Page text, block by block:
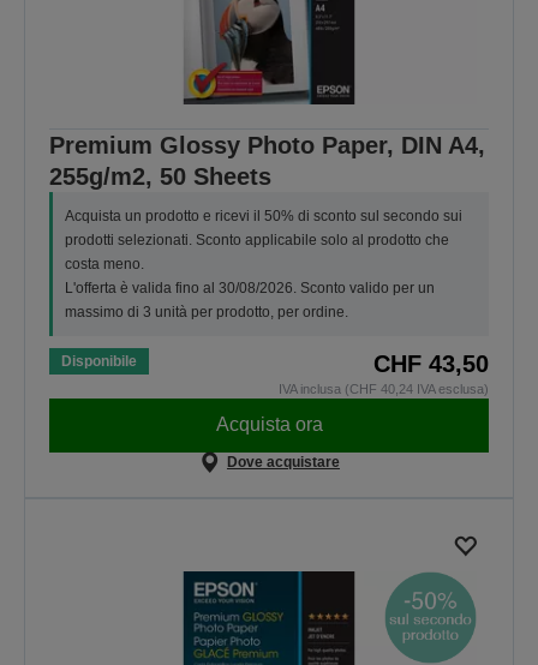
Premium Glossy Photo Paper, DIN A4,
255g/m2, 50 Sheets
Acquista un prodotto e ricevi il 50% di sconto sul secondo sui
prodotti selezionati. Sconto applicabile solo al prodotto che
costa meno.
L'offerta è valida fino al 30/08/2026. Sconto valido per un
massimo di 3 unità per prodotto, per ordine.
Disponibile CHF 43,50
IVA inclusa (CHF 40,24 IVA esclusa)
Acquista ora
Dove acquistare